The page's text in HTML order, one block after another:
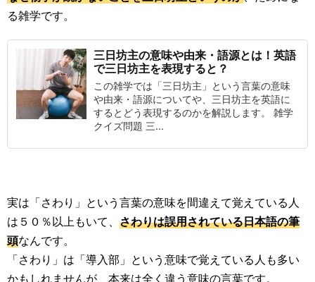
る雑学です。
三日坊主の意味や由来・語源とは！英語
で三日坊主を表現すると？
この雑学では「三日坊主」という言葉の意味
や由来・語源についてや、三日坊主を英語に
するとどう表現するのかを解説します。 雑学
クイズ問題 三...
実は「さわり」という言葉の意味を間違えて覚えている人
は５０％以上もいて、 さわりは誤用されている日本語の筆
頭なんです。
「さわり」は「導入部」という意味で覚えている人も多い
かもしれませんが、本来は全く違う意味の言葉です。